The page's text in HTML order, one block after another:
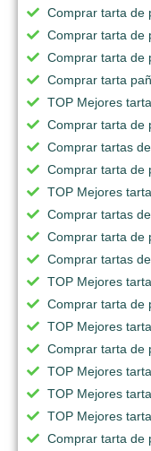
Comprar tarta de
Comprar tarta de
Comprar tarta de
Comprar tarta
TOP Mejores
Comprar tarta de
Comprar tartas
Comprar tarta de
TOP Mejores
Comprar tartas
Comprar tarta de
Comprar tartas
TOP Mejores
Comprar tarta de
TOP Mejores
Comprar tarta de
TOP Mejores
TOP Mejores
TOP Mejores
Comprar tarta de